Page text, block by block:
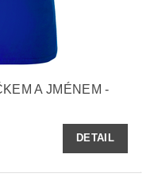
A JMÉNEM -
DETAIL